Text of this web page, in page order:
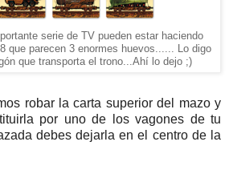
serie de TV pueden estar haciendo
que parecen 3 enormes huevos...... Lo digo
que transporta el trono...Ahí lo dejo ;)
robar la carta superior del mazo y
por uno de los vagones de tu
debes dejarla en el centro de la